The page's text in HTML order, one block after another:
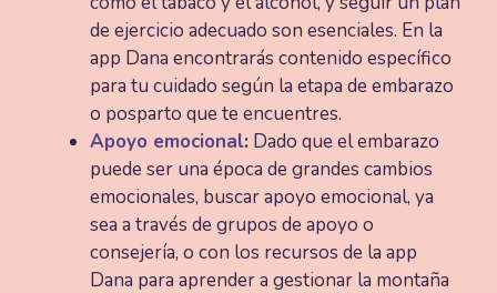
de ejercicio adecuado son esenciales. En la
app Dana encontrarás contenido específico
para tu cuidado según la etapa de embarazo
o posparto que te encuentres.
Apoyo emocional: Dado que el embarazo
puede ser una época de grandes cambios
emocionales, buscar apoyo emocional, ya
sea a través de grupos de apoyo o
consejería, o con los recursos de la app
Dana para aprender a gestionar la montaña